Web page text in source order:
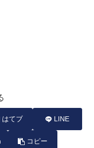
はてブ LINE
コピー